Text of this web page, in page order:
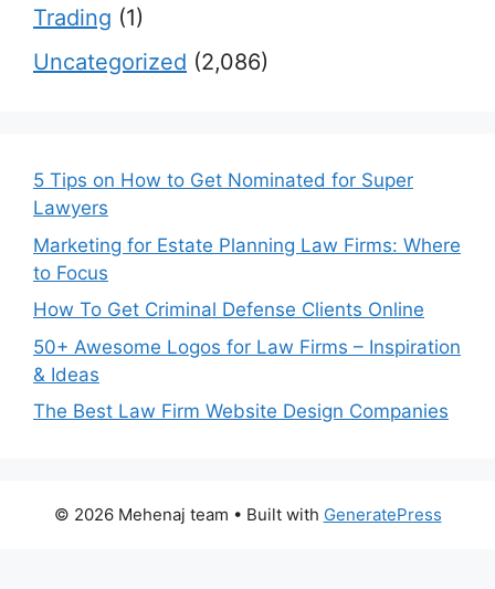
Trading (1)
Uncategorized (2,086)
5 Tips on How to Get Nominated for Super
Lawyers
Marketing for Estate Planning Law Firms: Where
to Focus
How To Get Criminal Defense Clients Online
50+ Awesome Logos for Law Firms – Inspiration
& Ideas
The Best Law Firm Website Design Companies
© 2026 Mehenaj team • Built with GeneratePress